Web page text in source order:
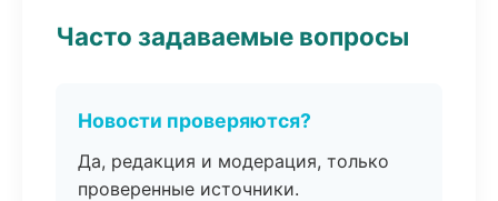
Часто задаваемые вопросы
Новости проверяются?
Да, редакция и модерация, только
проверенные источники.